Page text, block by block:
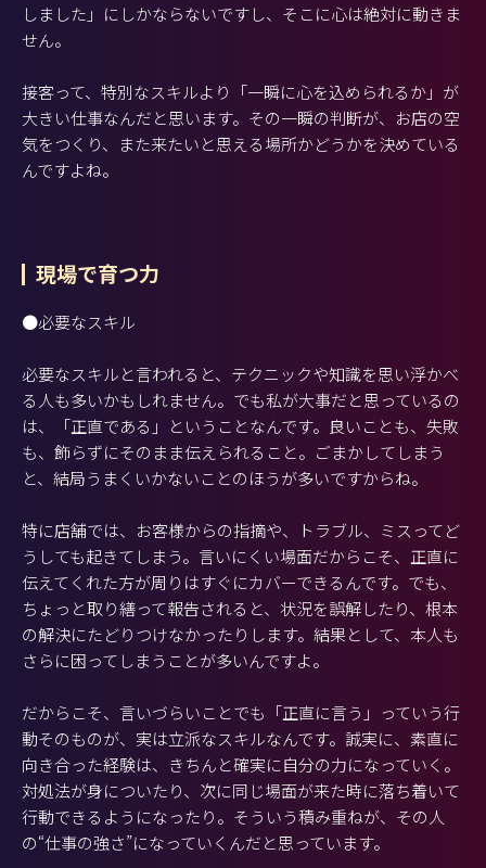
しました」にしかならないですし、そこに心は絶対に動きま
せん。
接客って、特別なスキルより「一瞬に心を込められるか」が
大きい仕事なんだと思います。その一瞬の判断が、お店の空
気をつくり、また来たいと思える場所かどうかを決めている
んですよね。
現場で育つ力
●必要なスキル
必要なスキルと言われると、テクニックや知識を思い浮かべ
る人も多いかもしれません。でも私が大事だと思っているの
は、「正直である」ということなんです。良いことも、失敗
も、飾らずにそのまま伝えられること。ごまかしてしまう
と、結局うまくいかないことのほうが多いですからね。
特に店舗では、お客様からの指摘や、トラブル、ミスってど
うしても起きてしまう。言いにくい場面だからこそ、正直に
伝えてくれた方が周りはすぐにカバーできるんです。でも、
ちょっと取り繕って報告されると、状況を誤解したり、根本
の解決にたどりつけなかったりします。結果として、本人も
さらに困ってしまうことが多いんですよ。
だからこそ、言いづらいことでも「正直に言う」っていう行
動そのものが、実は立派なスキルなんです。誠実に、素直に
向き合った経験は、きちんと確実に自分の力になっていく。
対処法が身についたり、次に同じ場面が来た時に落ち着いて
行動できるようになったり。そういう積み重ねが、その人
の“仕事の強さ”になっていくんだと思っています。